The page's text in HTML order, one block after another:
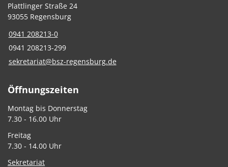
Plattlinger Straße 24
93055 Regensburg
0941 208213-0
0941 208213-299
sekretariat@bsz-regensburg.de
Öffnungszeiten
Montag bis Donnerstag
7.30 - 16.00 Uhr
Freitag
7.30 - 14.00 Uhr
Sekretariat